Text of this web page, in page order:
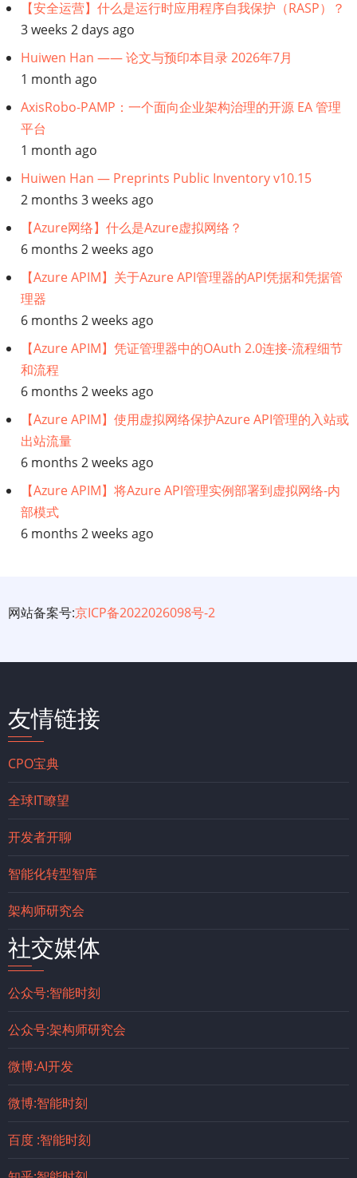
【安全运营】什么是运行时应用程序自我保护（RASP）？
3 weeks 2 days ago
Huiwen Han —— 论文与预印本目录 2026年7月
1 month ago
AxisRobo-PAMP：一个面向企业架构治理的开源 EA 管理
平台
1 month ago
Huiwen Han — Preprints Public Inventory v10.15
2 months 3 weeks ago
【Azure网络】什么是Azure虚拟网络？
6 months 2 weeks ago
【Azure APIM】关于Azure API管理器的API凭据和凭据管
理器
6 months 2 weeks ago
【Azure APIM】凭证管理器中的OAuth 2.0连接-流程细节
和流程
6 months 2 weeks ago
【Azure APIM】使用虚拟网络保护Azure API管理的入站或
出站流量
6 months 2 weeks ago
【Azure APIM】将Azure API管理实例部署到虚拟网络-内
部模式
6 months 2 weeks ago
网站备案号:京ICP备2022026098号-2
友情链接
CPO宝典
全球IT瞭望
开发者开聊
智能化转型智库
架构师研究会
社交媒体
公众号:智能时刻
公众号:架构师研究会
微博:AI开发
微博:智能时刻
百度 :智能时刻